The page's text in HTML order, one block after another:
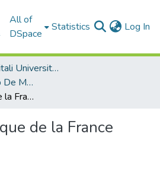
All of
DSpace
Statistics Log In
Collezioni Digitali Università della Calabria
Sala di ricerca "Tullio De Mauro"
Atlas linguistique de la France
de la France